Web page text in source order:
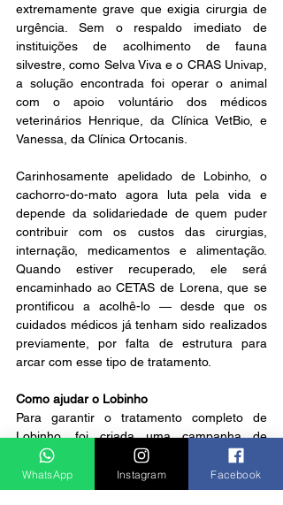
extremamente grave que exigia cirurgia de
urgência. Sem o respaldo imediato de
instituições de acolhimento de fauna
silvestre, como Selva Viva e o CRAS Univap,
a solução encontrada foi operar o animal
com o apoio voluntário dos médicos
veterinários Henrique, da Clínica VetBio, e
Vanessa, da Clínica Ortocanis.
Carinhosamente apelidado de Lobinho, o
cachorro-do-mato agora luta pela vida e
depende da solidariedade de quem puder
contribuir com os custos das cirurgias,
internação, medicamentos e alimentação.
Quando estiver recuperado, ele será
encaminhado ao CETAS de Lorena, que se
prontificou a acolhê-lo — desde que os
cuidados médicos já tenham sido realizados
previamente, por falta de estrutura para
arcar com esse tipo de tratamento.
Como ajudar o Lobinho
Para garantir o tratamento completo de
Lobinho, foi criada uma campanha de
https://www.vakinha.com.br/vaquinha/cirurgi
a-cachorro-do-mato-maria-leticia-da-costa-
WhatsApp Instagram Facebook